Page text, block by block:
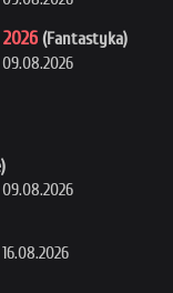
(Fantastyka)
09.08.2026
09.08.2026
16.08.2026